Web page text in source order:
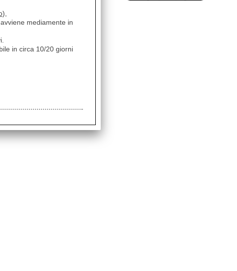
),
mediamente in
in circa 10/20 giorni